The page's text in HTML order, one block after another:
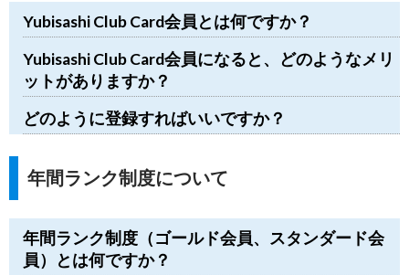
Yubisashi Club Card会員とは何ですか？
Yubisashi Club Card会員になると、どのようなメリ
ットがありますか？
どのように登録すればいいですか？
年間ランク制度について
年間ランク制度（ゴールド会員、スタンダード会
員）とは何ですか？